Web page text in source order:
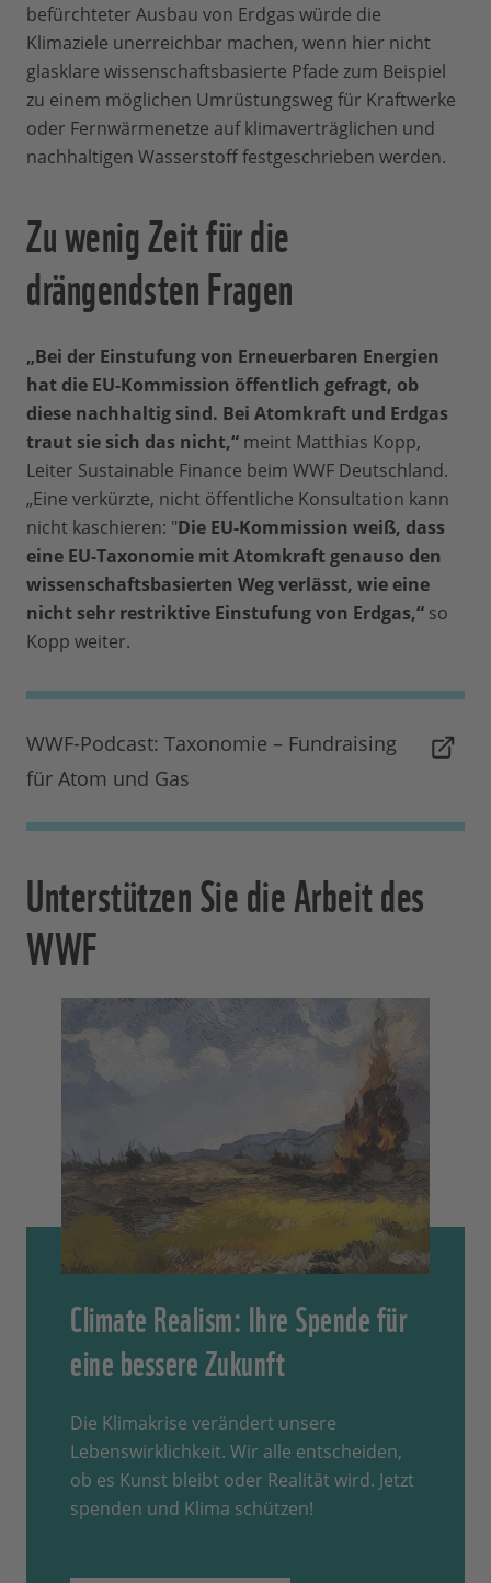
befürchteter Ausbau von Erdgas würde die
Klimaziele unerreichbar machen, wenn hier nicht
glasklare wissenschaftsbasierte Pfade zum Beispiel
zu einem möglichen Umrüstungsweg für Kraftwerke
oder Fernwärmenetze auf klimaverträglichen und
nachhaltigen Wasserstoff festgeschrieben werden.
Zu wenig Zeit für die
drängendsten Fragen
„Bei der Einstufung von Erneuerbaren Energien
hat die EU-Kommission öffentlich gefragt, ob
diese nachhaltig sind. Bei Atomkraft und Erdgas
traut sie sich das nicht,“ meint Matthias Kopp,
Leiter Sustainable Finance beim WWF Deutschland.
„Eine verkürzte, nicht öffentliche Konsultation kann
nicht kaschieren: "Die EU-Kommission weiß, dass
eine EU-Taxonomie mit Atomkraft genauso den
wissenschaftsbasierten Weg verlässt, wie eine
nicht sehr restriktive Einstufung von Erdgas,“ so
Kopp weiter.
WWF-Podcast: Taxonomie – Fundraising
für Atom und Gas
Unterstützen Sie die Arbeit des
WWF
Climate Realism: Ihre Spende für
eine bessere Zukunft
Die Klimakrise verändert unsere
Lebenswirklichkeit. Wir alle entscheiden,
ob es Kunst bleibt oder Realität wird. Jetzt
spenden und Klima schützen!